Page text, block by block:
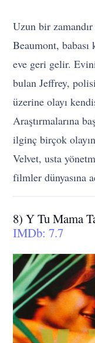
Uzun bir
Beaumont,
eve geri gelir.
bulan Jeffrey,
üzerine olayı
Araştırmalarına
ilginç birçok
Velvet, usta
filmler dünyasına
8) Y Tu Mama
IMDb: 7.7